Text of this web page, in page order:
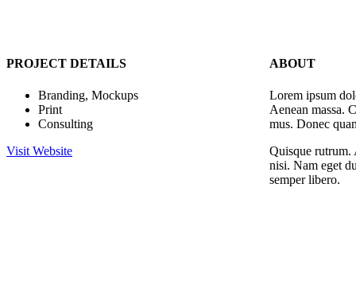
PROJECT DETAILS
Branding, Mockups
Print
Consulting
Visit Website
ABOUT
Lorem ipsum
Aenean massa.
mus. Donec
Quisque rutrum.
nisi. Nam eget
semper libero.